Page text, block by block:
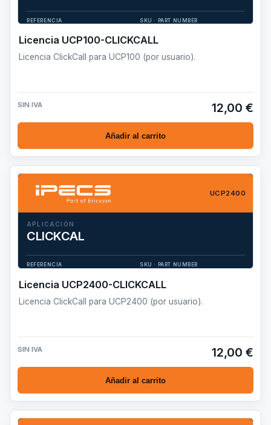
REFERENCIA SKU · PART NUMBER
Licencia UCP100-CLICKCALL
Licencia ClickCall para UCP100 (por usuario).
SIN IVA 12,00 €
Añadir al carrito
UCP2400
APLICACIÓN
CLICKCAL
REFERENCIA SKU · PART NUMBER
Licencia UCP2400-CLICKCALL
Licencia ClickCall para UCP2400 (por usuario).
SIN IVA 12,00 €
Añadir al carrito